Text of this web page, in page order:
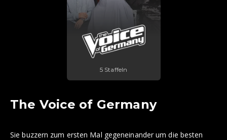
5 Staffeln
The Voice of Germany
Sie buzzern zum ersten Mal gegeneinander um die besten